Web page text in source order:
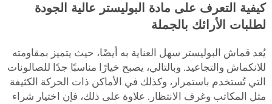
كيفية التعرف على مادة البوليستر عالية الجودة
لطلبات الأرائك بالجملة
يُعد قماش البوليستر سهل العناية به أيضًا، حيث يتميز بمقاومته
للانكماش والتجاعيد. وبالتالي، يصبح خيارًا مناسبًا جدًا للصالونات
التي تُستخدم باستمرار، وكذلك في الأماكن ذات الحركة الكثيفة
مثل المكاتب وغرف الانتظار. علاوة على ذلك، فإن اختيار شراء